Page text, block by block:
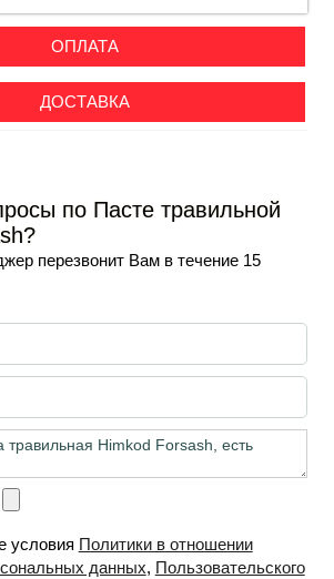
ОПЛАТА
ДОСТАВКА
по Пасте травильной
перезвонит Вам в течение 15
условия Политики в отношении
данных, Пользовательского